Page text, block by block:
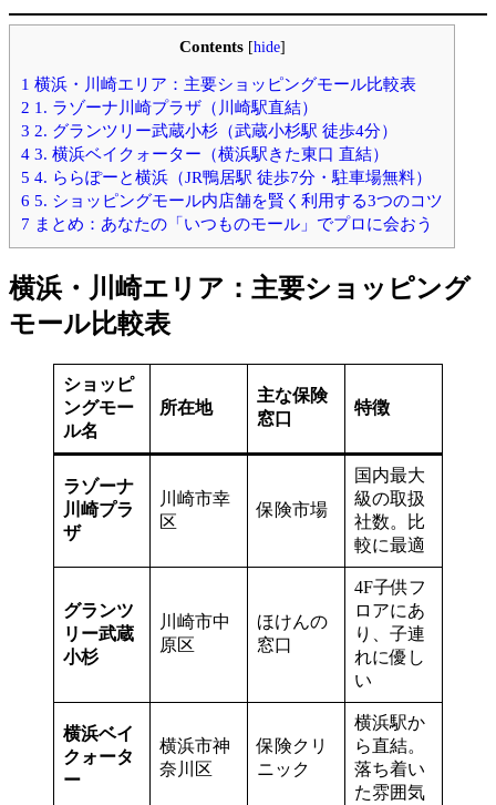
Contents [hide]
1 横浜・川崎エリア：主要ショッピングモール比較表
2 1. ラゾーナ川崎プラザ（川崎駅直結）
3 2. グランツリー武蔵小杉（武蔵小杉駅 徒歩4分）
4 3. 横浜ベイクォーター（横浜駅きた東口 直結）
5 4. ららぽーと横浜（JR鴨居駅 徒歩7分・駐車場無料）
6 5. ショッピングモール内店舗を賢く利用する3つのコツ
7 まとめ：あなたの「いつものモール」でプロに会おう
横浜・川崎エリア：主要ショッピング
モール比較表
ショッピ
ングモー
ル名
所在地
主な保険
窓口
特徴
ラゾーナ
川崎プラ
ザ
川崎市幸
区
保険市場
国内最大
級の取扱
社数。比
較に最適
グランツ
リー武蔵
小杉
川崎市中
原区
ほけんの
窓口
4F子供フ
ロアにあ
り、子連
れに優し
い
横浜ベイ
クォータ
ー
横浜市神
奈川区
保険クリ
ニック
横浜駅か
ら直結。
落ち着い
た雰囲気